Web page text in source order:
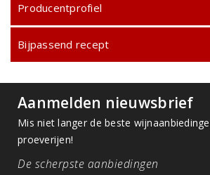
Producentprofiel
Bijpassend recept
Aanmelden nieuwsbrief
Mis niet langer de beste
proeverijen!
De scherpste aanbiedingen